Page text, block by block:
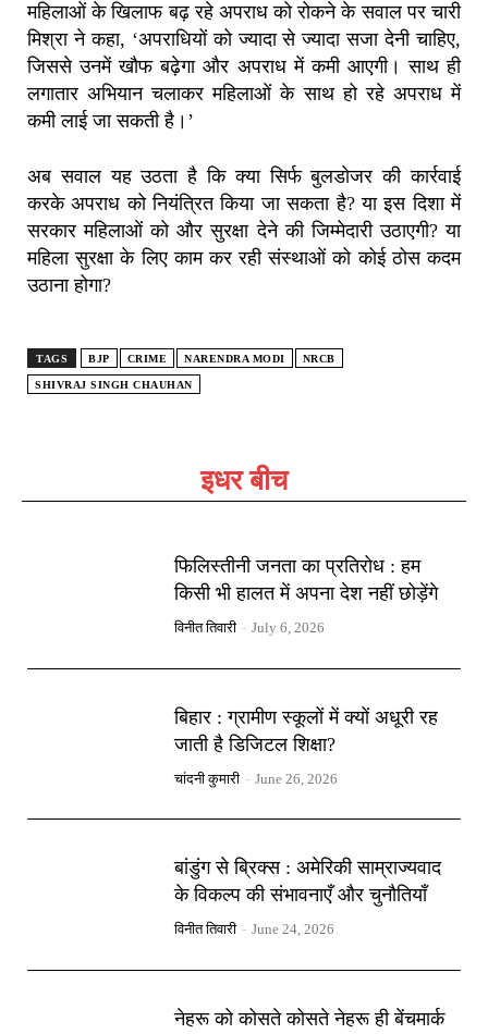
इधर बीच
फिलिस्तीनी जनता का प्रतिरोध : हम
किसी भी हालत में अपना देश नहीं छोड़ेंगे
विनीत तिवारी - July 6, 2026
बिहार : ग्रामीण स्कूलों में क्यों अधूरी रह
जाती है डिजिटल शिक्षा?
चांदनी कुमारी - June 26, 2026
बांडुंग से ब्रिक्स : अमेरिकी साम्राज्यवाद
के विकल्प की संभावनाएँ और चुनौतियाँ
विनीत तिवारी - June 24, 2026
नेहरू को कोसते कोसते नेहरू ही बेंचमार्क
महिलाओं के खिलाफ बढ़ रहे अपराध को रोकने के सवाल पर चारी
मिश्रा ने कहा, ‘अपराधियों को ज्यादा से ज्यादा सजा देनी चाहिए,
जिससे उनमें खौफ बढ़ेगा और अपराध में कमी आएगी। साथ ही
लगातार अभियान चलाकर महिलाओं के साथ हो रहे अपराध में
कमी लाई जा सकती है।’
अब सवाल यह उठता है कि क्या सिर्फ बुलडोजर की कार्रवाई
करके अपराध को नियंत्रित किया जा सकता है? या इस दिशा में
सरकार महिलाओं को और सुरक्षा देने की जिम्मेदारी उठाएगी? या
महिला सुरक्षा के लिए काम कर रही संस्थाओं को कोई ठोस कदम
उठाना होगा?
TAGS BJP CRIME NARENDRA MODI NRCB
SHIVRAJ SINGH CHAUHAN